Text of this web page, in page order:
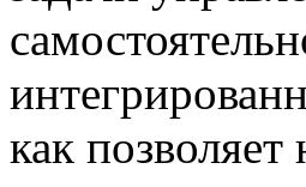
как